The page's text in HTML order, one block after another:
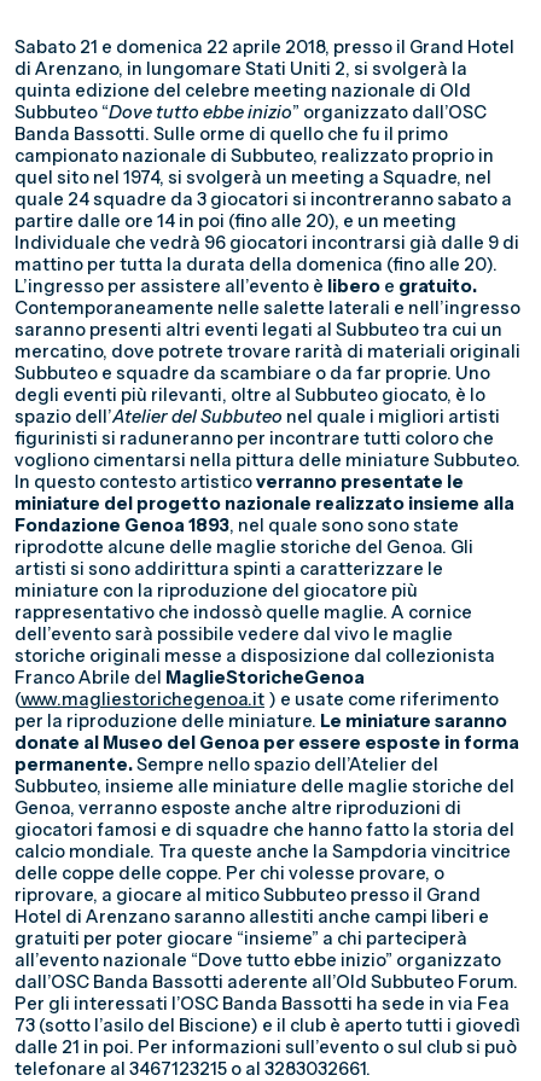
Sabato 21 e domenica 22 aprile 2018, presso il Grand Hotel
di Arenzano, in lungomare Stati Uniti 2, si svolgerà la
quinta edizione del celebre meeting nazionale di Old
Subbuteo “Dove tutto ebbe inizio” organizzato dall’OSC
Banda Bassotti. Sulle orme di quello che fu il primo
campionato nazionale di Subbuteo, realizzato proprio in
quel sito nel 1974, si svolgerà un meeting a Squadre, nel
quale 24 squadre da 3 giocatori si incontreranno sabato a
partire dalle ore 14 in poi (fino alle 20), e un meeting
Individuale che vedrà 96 giocatori incontrarsi già dalle 9 di
mattino per tutta la durata della domenica (fino alle 20).
L’ingresso per assistere all’evento è libero e gratuito.
Contemporaneamente nelle salette laterali e nell’ingresso
saranno presenti altri eventi legati al Subbuteo tra cui un
mercatino, dove potrete trovare rarità di materiali originali
Subbuteo e squadre da scambiare o da far proprie. Uno
degli eventi più rilevanti, oltre al Subbuteo giocato, è lo
spazio dell’Atelier del Subbuteo nel quale i migliori artisti
figurinisti si raduneranno per incontrare tutti coloro che
vogliono cimentarsi nella pittura delle miniature Subbuteo.
In questo contesto artisticoverranno presentate le
miniature del progetto nazionale realizzato insieme alla
Fondazione Genoa 1893, nel quale sono sono state
riprodotte alcune delle maglie storiche del Genoa. Gli
artisti si sono addirittura spinti a caratterizzare le
miniature con la riproduzione del giocatore più
rappresentativo che indossò quelle maglie. A cornice
dell’evento sarà possibile vedere dal vivo le maglie
storiche originali messe a disposizione dal collezionista
Franco Abrile del MaglieStoricheGenoa
(www.magliestorichegenoa.it ) e usate come riferimento
per la riproduzione delle miniature. Le miniature saranno
donate al Museo del Genoa per essere esposte in forma
permanente.Sempre nello spazio dell’Atelier del
Subbuteo, insieme alle miniature delle maglie storiche del
Genoa, verranno esposte anche altre riproduzioni di
giocatori famosi e di squadre che hanno fatto la storia del
calcio mondiale. Tra queste anche la Sampdoria vincitrice
delle coppe delle coppe. Per chi volesse provare, o
riprovare, a giocare al mitico Subbuteo presso il Grand
Hotel di Arenzano saranno allestiti anche campi liberi e
gratuiti per poter giocare “insieme” a chi parteciperà
all’evento nazionale “Dove tutto ebbe inizio” organizzato
dall’OSC Banda Bassotti aderente all’Old Subbuteo Forum.
Per gli interessati l’OSC Banda Bassotti ha sede in via Fea
73 (sotto l’asilo del Biscione) e il club è aperto tutti i giovedì
dalle 21 in poi. Per informazioni sull’evento o sul club si può
telefonare al 3467123215 o al 3283032661.